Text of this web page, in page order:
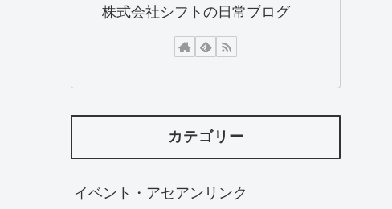
株式会社シフトの日常ブログ
カテゴリー
イベント・アセアンリンク